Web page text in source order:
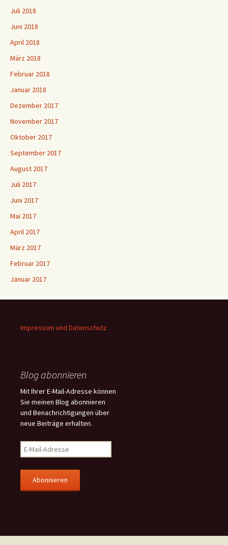
Juli 2018
Juni 2018
April 2018
März 2018
Februar 2018
Januar 2018
Dezember 2017
November 2017
Oktober 2017
September 2017
August 2017
Juli 2017
Juni 2017
Mai 2017
April 2017
März 2017
Februar 2017
Januar 2017
Impressum und Datenschutz
Blog abonnieren
Mit Ihrer E-Mail-Adresse können
Sie meinen Blog abonnieren
und Benachrichtigungen über
neue Beiträge erhalten.
-
M
i